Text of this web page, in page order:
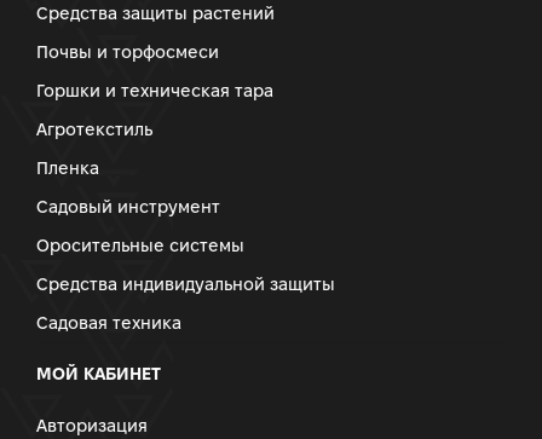
Средства защиты растений
Почвы и торфосмеси
Горшки и техническая тара
Агротекстиль
Пленка
Садовый инструмент
Оросительные системы
Средства индивидуальной защиты
Садовая техника
МОЙ КАБИНЕТ
Авторизация